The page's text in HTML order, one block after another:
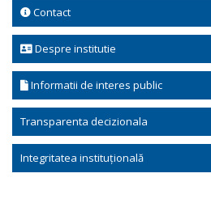
Contact
Despre institutie
Informatii de interes public
Transparenta decizionala
Integritatea instituțională